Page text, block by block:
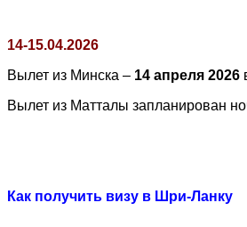
14-15.04.2026
Вылет из Минска – 14 апреля 2026
Вылет из Матталы запланирован
Как получить визу в Шри-Ланку